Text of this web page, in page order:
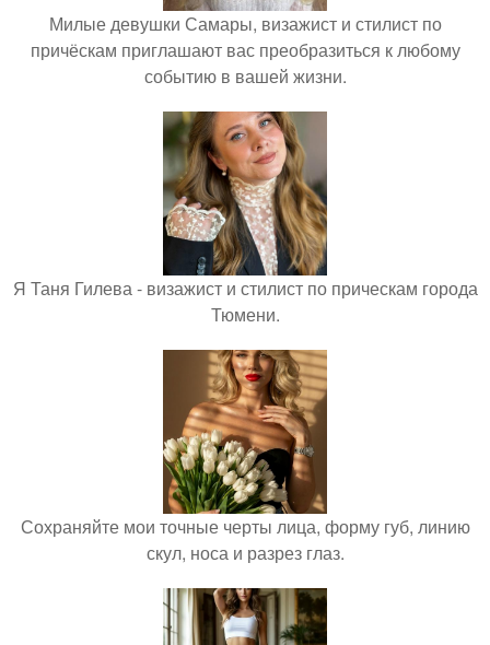
Милые девушки Самары, визажист и стилист по
причёскам приглашают вас преобразиться к любому
событию в вашей жизни.
Я Таня Гилева - визажист и стилист по прическам города
Тюмени.
Сохраняйте мои точные черты лица, форму губ, линию
скул, носа и разрез глаз.